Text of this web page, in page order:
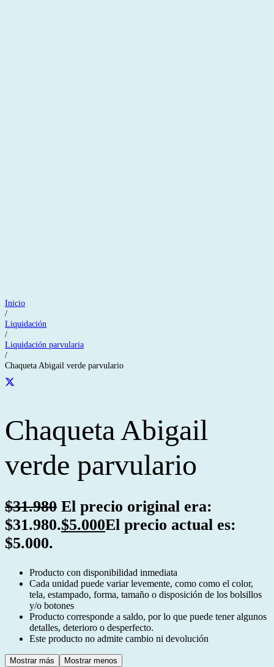
Inicio
/
Liquidación
/
Liquidación parvularia
/
Chaqueta Abigail verde parvulario
Chaqueta Abigail
verde parvulario
$31.980 El precio original era:
$31.980.$5.000El precio actual es:
$5.000.
Producto con disponibilidad inmediata
Cada unidad puede variar levemente, como como el color,
tela, estampado, forma, tamaño o disposición de los bolsillos
y/o botones
Producto corresponde a saldo, por lo que puede tener algunos
detalles, deterioro o desperfecto.
Este producto no admite cambio ni devolución
Mostrar más Mostrar menos